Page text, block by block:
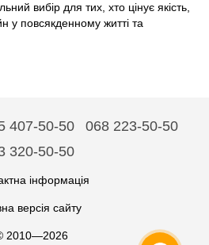
вибір для тих, хто цінує якість,
у повсякденному житті та
407-50-50
068 223-50-50
320-50-50
інформація
версія сайту
2010—2026